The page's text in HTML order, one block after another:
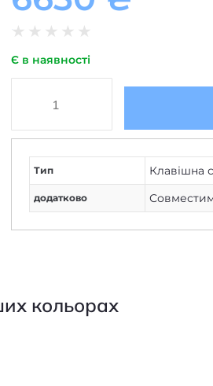
★ ★ ★ ★ ★
Є в наявності
Тип Клавішна
додатково
кольорах